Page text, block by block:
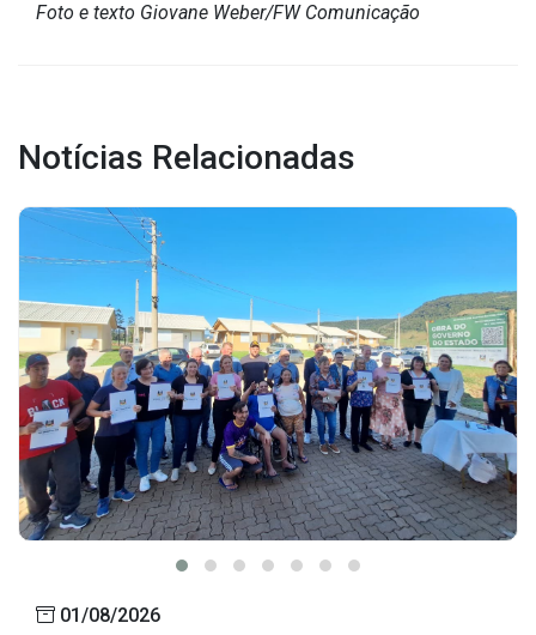
Página Inicial
Foto e texto Giovane Weber/FW Comunicação
Notícias Relacionadas
01/08/2026